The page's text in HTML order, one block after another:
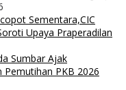
Sementara,CIC
Upaya Praperadilan
Sumbar Ajak
PKB 2026